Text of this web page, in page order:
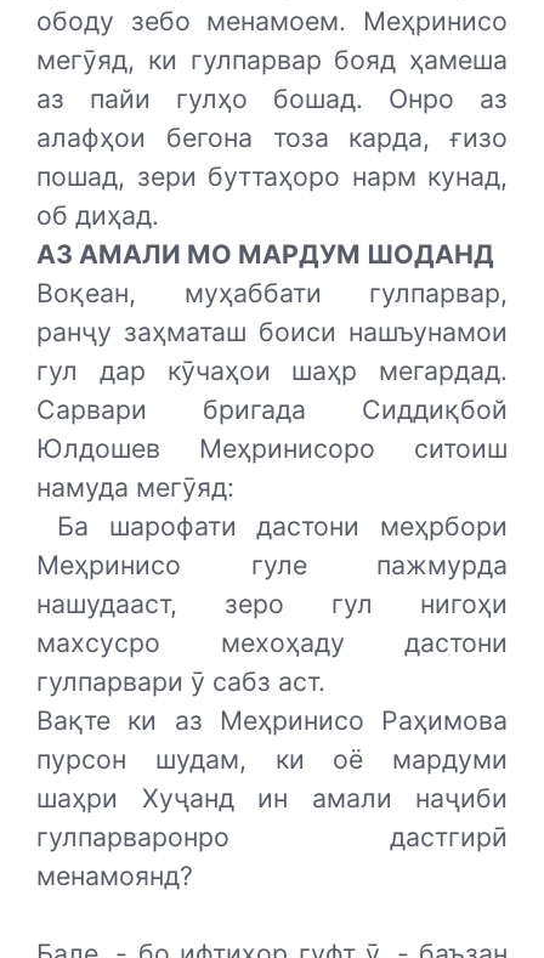
ободу зебо менамоем. Меҳринисо
мегӯяд, ки гулпарвар бояд ҳамеша
аз пайи гулҳо бошад. Онро аз
алафҳои бегона тоза карда, ғизо
пошад, зери буттаҳоро нарм кунад,
об диҳад.
АЗ АМАЛИ МО МАРДУМ ШОДАНД
Воқеан, муҳаббати гулпарвар,
ранҷу заҳматаш боиси нашъунамои
гул дар кӯчаҳои шаҳр мегардад.
Сарвари бригада Сиддиқбой
Юлдошев Меҳринисоро ситоиш
намуда мегӯяд:
Ба шарофати дастони меҳрбори
Меҳринисо гуле пажмурда
нашудааст, зеро гул нигоҳи
махсусро мехоҳаду дастони
гулпарвари ӯ сабз аст.
Вақте ки аз Меҳринисо Раҳимова
пурсон шудам, ки оё мардуми
шаҳри Хуҷанд ин амали наҷиби
гулпарваронро дастгирӣ
менамоянд?